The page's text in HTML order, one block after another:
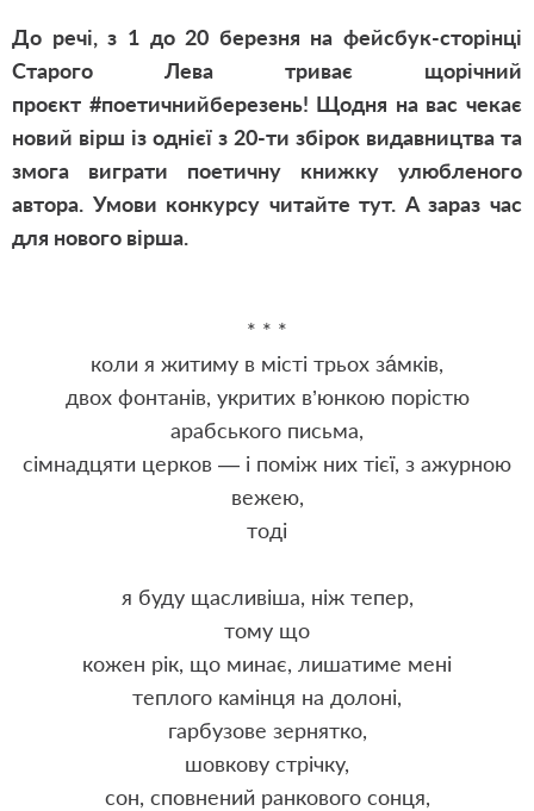
До речі, з 1 до 20 березня на фейсбук-сторінці
Старого Лева триває щорічний
проєкт #поетичнийберезень! Щодня на вас чекає
новий вірш із однієї з 20-ти збірок видавництва та
змога виграти поетичну книжку улюбленого
автора. Умови конкурсу читайте тут. А зараз час
для нового вірша.
* * *
коли я житиму в місті трьох зáмків,
двох фонтанів, укритих в’юнкою порістю
арабського письма,
сімнадцяти церков — і поміж них тієї, з ажурною
вежею,
тоді
я буду щасливіша, ніж тепер,
тому що
кожен рік, що минає, лишатиме мені
теплого камінця на долоні,
гарбузове зернятко,
шовкову стрічку,
сон, сповнений ранкового сонця,